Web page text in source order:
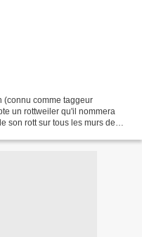
(connu comme taggeur
un rottweiler qu'il nommera
son rott sur tous les murs de